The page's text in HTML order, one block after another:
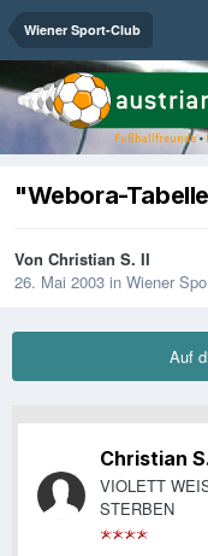
Wiener Sport-Club
"Webora-
Von Christian S. II
26. Mai 2003 in Wiener
Auf
Christian
VIOLETT
STERBEN